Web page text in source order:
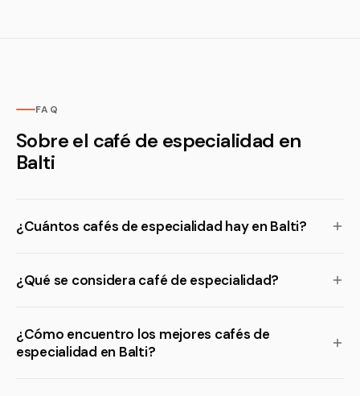
FAQ
Sobre el café de especialidad en
Balti
¿Cuántos cafés de especialidad hay en Balti?
¿Qué se considera café de especialidad?
¿Cómo encuentro los mejores cafés de
especialidad en Balti?